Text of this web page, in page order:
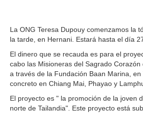
La ONG Teresa Dupouy comenzamos la
la tarde, en Hernani. Estará hasta el día
El dinero que se recauda es para el
cabo las Misioneras del Sagrado
a través de la Fundación Baan Marina, en
concreto en Chiang Mai, Phayao y
El proyecto es " la promoción de la joven
norte de Tailandia". Este proyecto está